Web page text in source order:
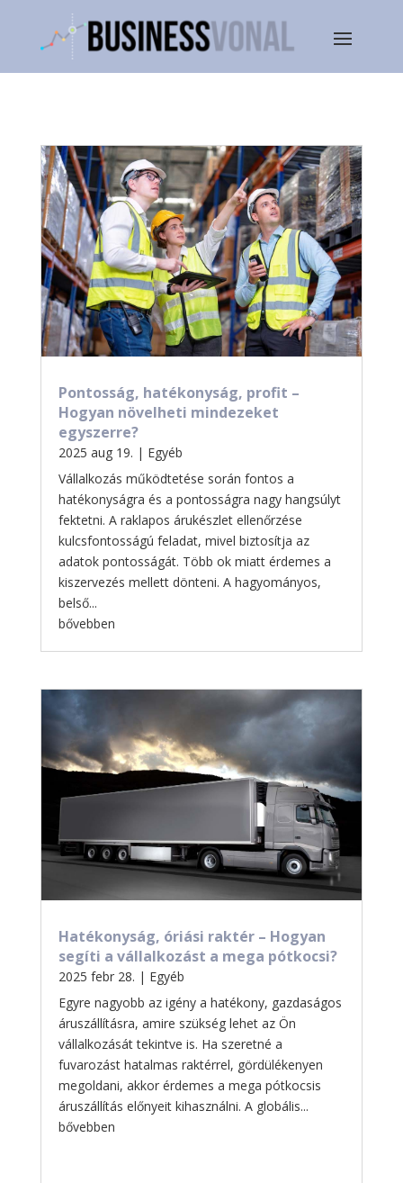
Pontosság, hatékonyság, profit –
Hogyan növelheti mindezeket
egyszerre?
2025 aug 19. | Egyéb
Vállalkozás működtetése során fontos a
hatékonyságra és a pontosságra nagy hangsúlyt
fektetni. A raklapos árukészlet ellenőrzése
kulcsfontosságú feladat, mivel biztosítja az
adatok pontosságát. Több ok miatt érdemes a
kiszervezés mellett dönteni. A hagyományos,
belső...
bővebben
Hatékonyság, óriási raktér – Hogyan
segíti a vállalkozást a mega pótkocsi?
2025 febr 28. | Egyéb
Egyre nagyobb az igény a hatékony, gazdaságos
áruszállításra, amire szükség lehet az Ön
vállalkozását tekintve is. Ha szeretné a
fuvarozást hatalmas raktérrel, gördülékenyen
megoldani, akkor érdemes a mega pótkocsis
áruszállítás előnyeit kihasználni. A globális...
bővebben